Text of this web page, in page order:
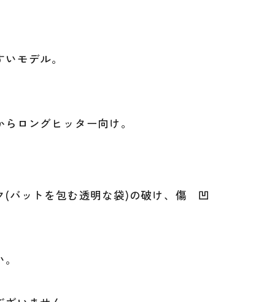
モデル。
ロングヒッター向け。
(バットを包む透明な袋)の破け、傷 凹